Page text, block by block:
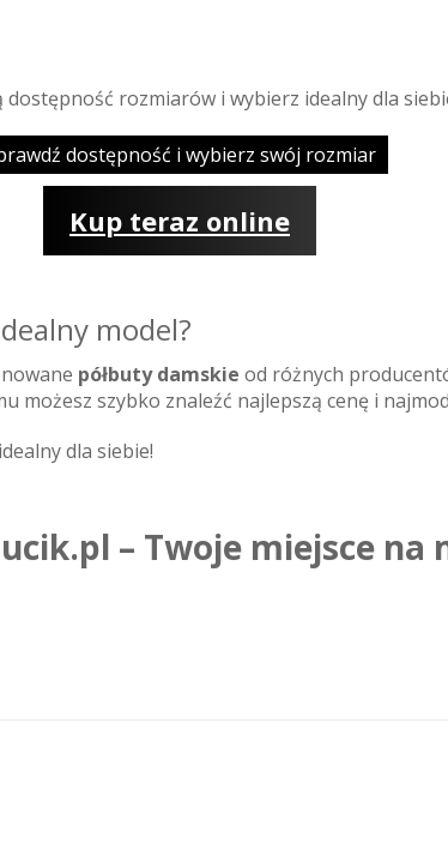
dostępność rozmiarów i wybierz idealny dla
dostępność i wybierz swój rozmiar
Kup teraz online
model?
półbuty damskie od różnych
szybko znaleźć najlepszą cenę i
dla siebie!
– Twoje miejsce na